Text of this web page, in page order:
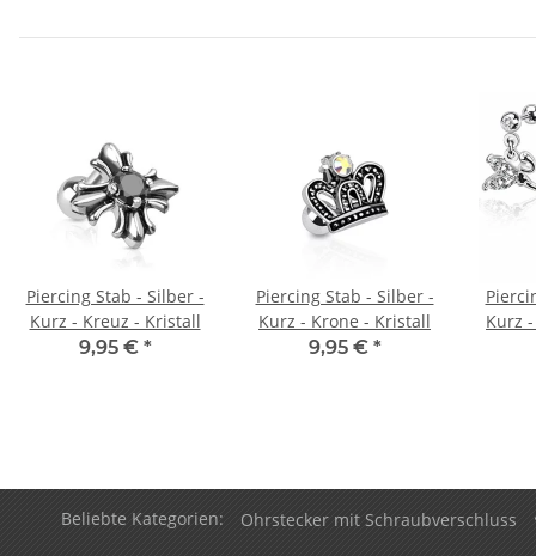
Piercing Stab - Silber -
Kurz - Kreuz - Kristall
9,95 € *
Piercing Stab - Silber -
Kurz - Krone - Kristall
9,95 € *
Kurz
Beliebte Kategorien: Ohrstecker mit Schraubverschluss